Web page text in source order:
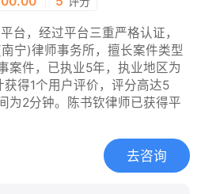
台，经过平台三重严格认证，
宁)律师事务所，擅长案件类型
案件，已执业5年，执业地区为
得1个用户评价，评分高达5
为2分钟。陈书钦律师已获得平
去咨询